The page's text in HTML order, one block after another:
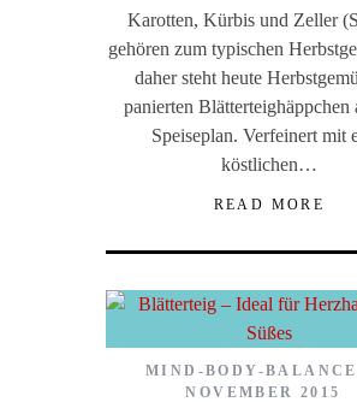
Karotten, Kürbis und Zeller
gehören zum typischen
daher steht heute
panierten Blätterteighäppchen
Speiseplan. Verfeinert mit
köstlichen…
READ MORE
MIND-BODY-BALANCE
NOVEMBER 2015